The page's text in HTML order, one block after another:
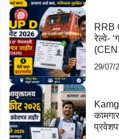
RRB
रेल्वे-
(CEN
29/07/